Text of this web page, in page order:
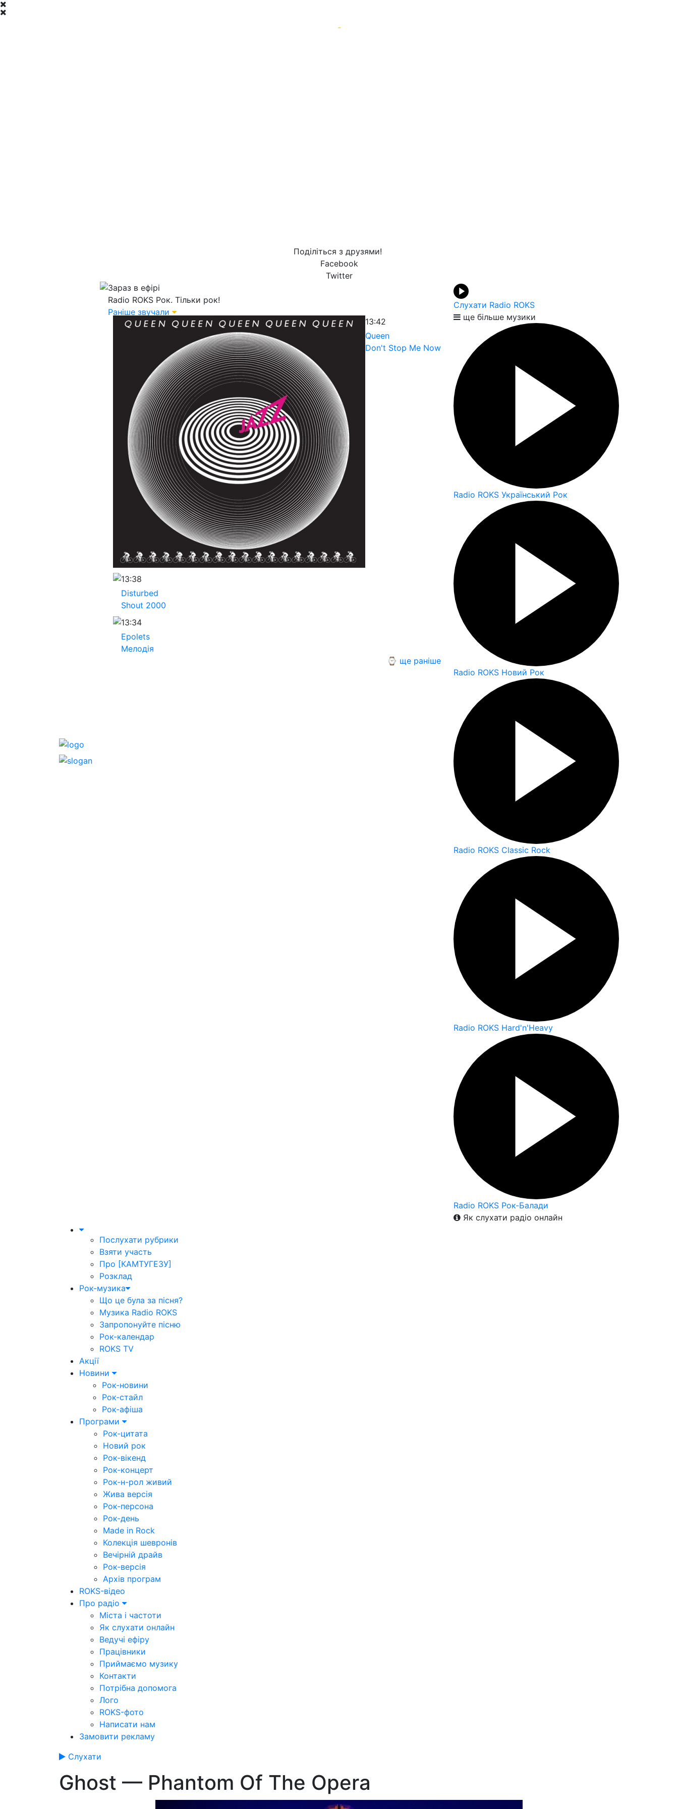
-
Поділіться з друзями!
Facebook
Twitter
Зараз в ефірі
Radio ROKS Рок. Тільки рок!
Раніше звучали
13:42
Queen
Don't Stop Me Now
13:38
Disturbed
Shout 2000
13:34
Epolets
Мелодія
⌚ ще раніше
Слухати Radio ROKS
ще більше музики
Radio ROKS Український Рок
Radio ROKS Новий Рок
Radio ROKS Classic Rock
Radio ROKS Hard'n'Heavy
Radio ROKS Рок-Балади
Як слухати радіо онлайн
Послухати рубрики
Взяти участь
Про [КАМТУГЕЗУ]
Розклад
Рок-музика
Що це була за пісня?
Музика Radio ROKS
Запропонуйте пісню
Рок-календар
ROKS TV
Акції
Новини
Рок-новини
Рок-стайл
Рок-афіша
Програми
Рок-цитата
Новий рок
Рок-вікенд
Рок-концерт
Рок-н-рол живий
Жива версія
Рок-персона
Рок-день
Made in Rock
Колекція шевронів
Вечірній драйв
Рок-версія
Архів програм
ROKS-відео
Про радіо
Міста і частоти
Як слухати онлайн
Ведучі ефіру
Працівники
Приймаємо музику
Контакти
Потрібна допомога
Лого
ROKS-фото
Написати нам
Замовити рекламу
Слухати
Ghost — Phantom Of The Opera